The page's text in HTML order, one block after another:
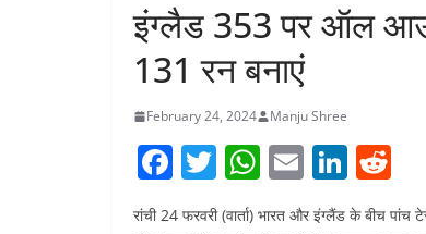
इंग्लैड 353 पर ऑल
131 रन बनाएं
February 24, 2024 Manju Shree
F T W E
m
Li
n e
रांची 24 फरवरी (वार्ता) भारत और इंग्लैंड के बीच